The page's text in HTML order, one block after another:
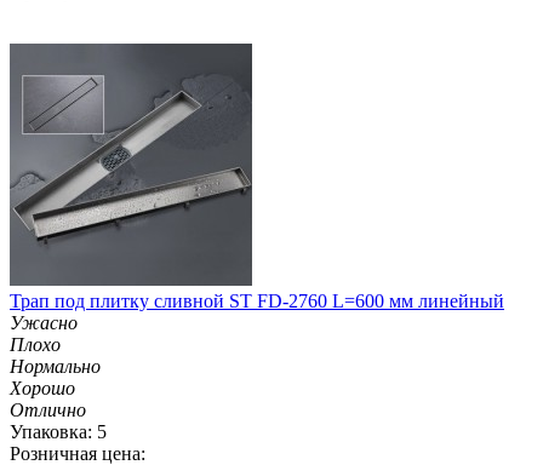
Трап под плитку сливной ST FD-2760 L=600 мм линейный
Ужасно
Плохо
Нормально
Хорошо
Отлично
Упаковка: 5
Розничная цена: